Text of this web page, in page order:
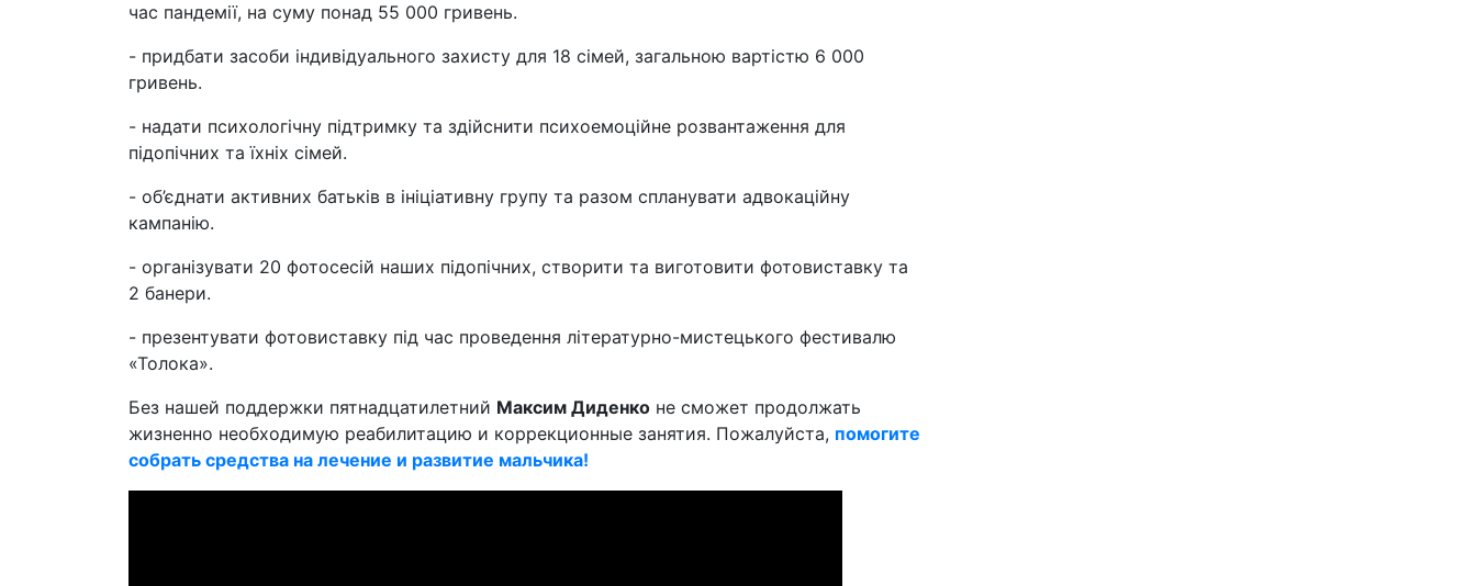
час пандемії, на суму понад 55 000 гривень.
- придбати засоби індивідуального захисту для 18 сімей, загальною вартістю 6 000
гривень.
- надати психологічну підтримку та здійснити психоемоційне розвантаження для
підопічних та їхніх сімей.
- об’єднати активних батьків в ініціативну групу та разом спланувати адвокаційну
кампанію.
- організувати 20 фотосесій наших підопічних, створити та виготовити фотовиставку та
2 банери.
- презентувати фотовиставку під час проведення літературно-мистецького фестивалю
«Толока».
Без нашей поддержки пятнадцатилетний Максим Диденко не сможет продолжать
жизненно необходимую реабилитацию и коррекционные занятия. Пожалуйста, помогите
собрать средства на лечение и развитие мальчика!